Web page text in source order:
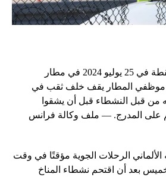
تظهر هذه الصورة الملتقطة في 25 يوليو 2024 في مطار
موظفي المطار يقف خلف ثقب في
من قبل النشطاء قبل أن يشقوا
على المدرج. — ملف وكالة فرانس
الألماني الرحلات الجوية مؤقتًا في وقت
بعد أن اقتحم نشطاء المناخ